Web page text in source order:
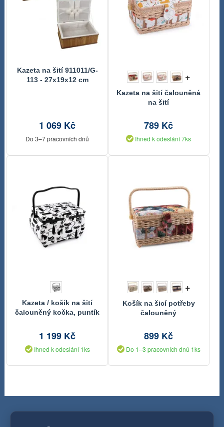
Kazeta na šití 911011/G-
113 - 27x19x12 cm
1 069 Kč
Do 3–7 pracovních dnů
+
Kazeta na šití čalouněná
na šití
789 Kč
Ihned k odeslání 7ks
Kazeta / košík na šití
čalouněný kočka, puntík
1 199 Kč
Ihned k odeslání 1ks
+
Košík na šicí potřeby
čalouněný
899 Kč
Do 1–3 pracovních dnů 1ks